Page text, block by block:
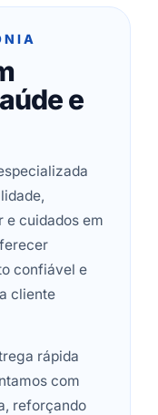
e
e cuidados em
confiável e
cliente
rápida
com
reforçando